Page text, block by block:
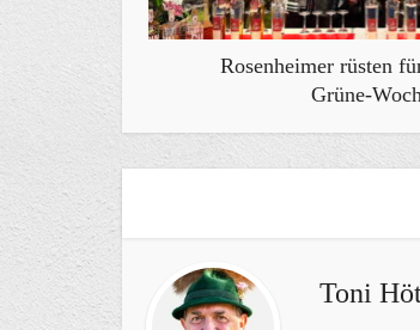
Rosenheimer rüsten
Grüne-
Toni